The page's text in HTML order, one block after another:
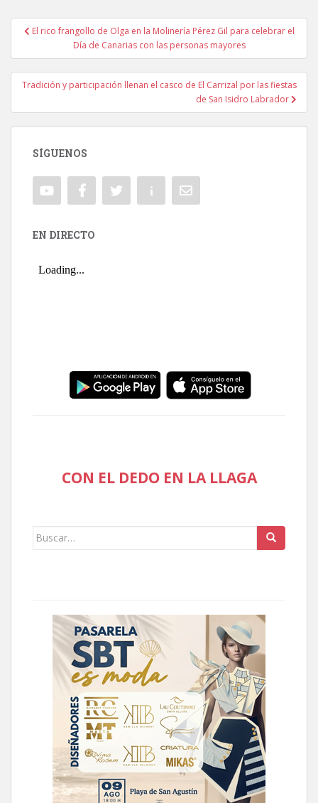
Navegación de entradas
El rico frangollo de Olga en la Molinería Pérez Gil para celebrar el
Día de Canarias con las personas mayores
Tradición y participación llenan el casco de El Carrizal por las fiestas
de San Isidro Labrador
SÍGUENOS
EN DIRECTO
CON EL DEDO EN LA LLAGA
Buscar: